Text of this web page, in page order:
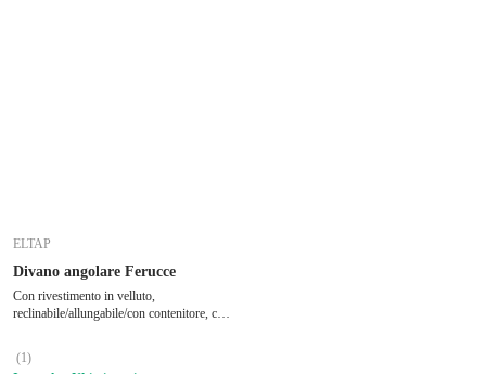
ELTAP
Divano angolare Ferucce
Con rivestimento in velluto,
reclinabile/allungabile/con contenitore, con
profondità totale 200 cm, profondità della
(1)